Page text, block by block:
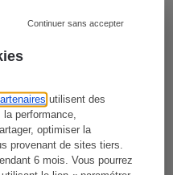
utilisent des
la performance,
optimiser la
provenant de sites tiers.
6 mois. Vous pourrez
Continuer sans accepter